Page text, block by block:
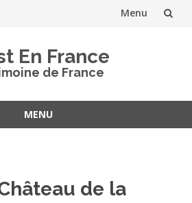
Menu
En France
de France
MENU
de la